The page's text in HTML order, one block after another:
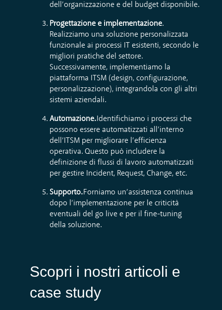
dell’organizzazione e del budget disponibile.
Progettazione e implementazione.
Realizziamo una soluzione personalizzata
funzionale ai processi IT esistenti, secondo le
migliori pratiche del settore.
Successivamente, implementiamo la
piattaforma ITSM (design, configurazione,
personalizzazione), integrandola con gli altri
sistemi aziendali.
Automazione. Identifichiamo i processi che
possono essere automatizzati all’interno
dell’ITSM per migliorare l’efficienza
operativa. Questo può includere la
definizione di flussi di lavoro automatizzati
per gestire Incident, Request, Change, etc.
Supporto. Forniamo un’assistenza continua
dopo l’implementazione per le criticità
eventuali del go live e per il fine-tuning
della soluzione.
Scopri i nostri articoli e
case study